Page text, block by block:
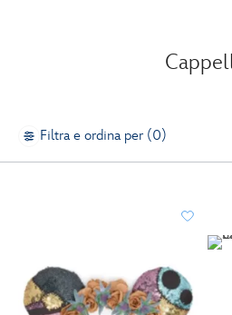
Filtra e ordina per (0)